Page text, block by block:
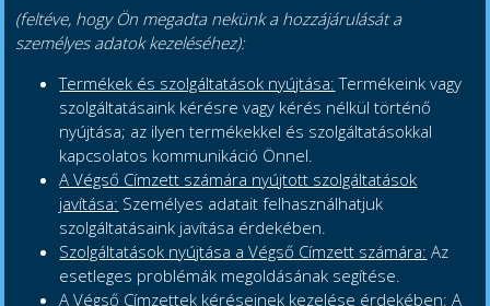
(feltéve, hogy Ön megadta nekünk a hozzájárulását a
személyes adatok kezeléséhez):
Termékek és szolgáltatások nyújtása: Termékeink vagy
szolgáltatásaink kérésre vagy kérés nélkül történő
nyújtása; az ilyen termékekkel és szolgáltatásokkal
kapcsolatos kommunikáció Önnel.
A Végső Címzett számára nyújtott szolgáltatások
javítása: Személyes adatait felhasználhatjuk
szolgáltatásaink javítása érdekében.
Szolgáltatások nyújtása a Végső Címzett számára: Az
esetleges problémák megoldásának segítése.
A Végső Címzettek kéréseinek kezelése érdekében: A